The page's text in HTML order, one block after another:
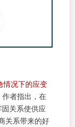
情况下的应变
者指出，在
关系使供应
关系带来的好